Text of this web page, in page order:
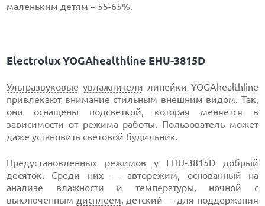
маленьким детям – 55-65%.
Electrolux YOGAhealthline EHU-3815D
Ультразвуковые увлажнители линейки YOGAhealthline
привлекают внимание стильным внешним видом. Так,
они оснащены подсветкой, которая меняется в
зависимости от режима работы. Пользователь может
даже установить световой будильник.
Предустановленных режимов у EHU-3815D добрый
десяток. Среди них — авторежим, основанный на
анализе влажности и температуры, ночной с
выключенным дисплеем, детский — для поддержания